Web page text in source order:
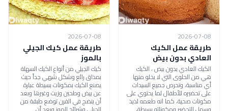
2026-07-08
طريقة عمل الكيك
العادي بدون بيض
الكيك العادي بدون بيض ، الكيك
هي من الحلوى التي لا يخلو منها
أي مناسبة، وتحرص جميع السيدات
على تحضيره للأطفال لما يحتوي على
مكونات صحية، كما انه طعمه لذيذ
2026-07-08
طريقة عمل كيك الجيلي
بالموز
كيك الجيلي من أنواع الكيك السهلة
بمذاق رائع وشكل شهي جداً حيث
يصنع الكيك بمكونات بسيطة عبارة
عن بيض وطحين وزيت وغيرها وبعد
أن ينضج في الفرن توضع طبقة من